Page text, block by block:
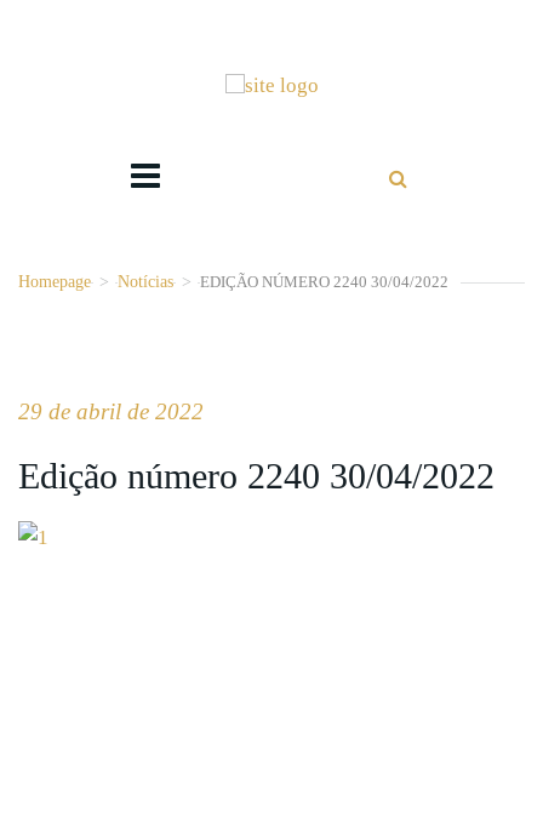
Homepage > Notícias > EDIÇÃO NÚMERO 2240 30/04/2022
29 de abril de 2022
Edição número 2240 30/04/2022